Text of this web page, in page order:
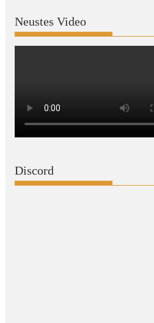
Neustes Video
Discord